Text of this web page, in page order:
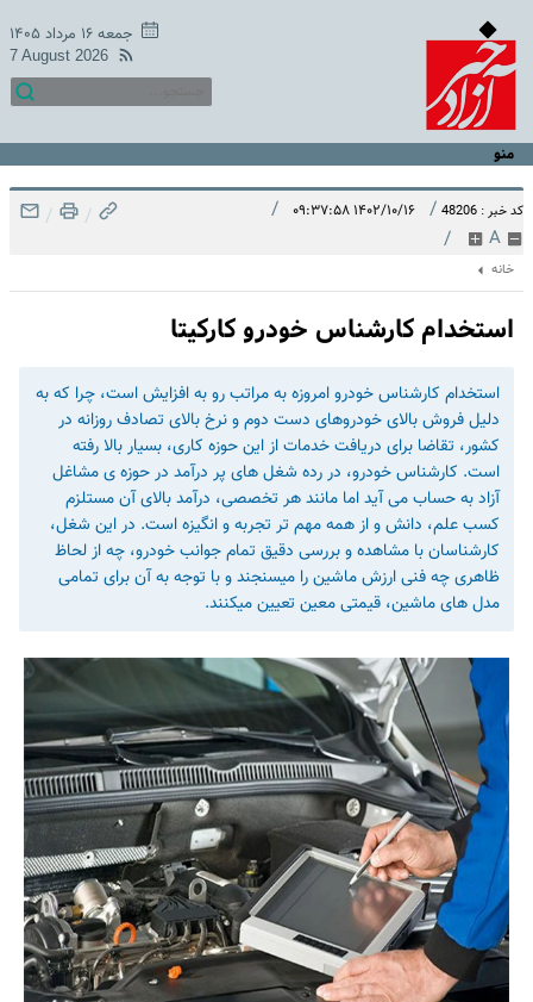
جمعه ۱۶ مرداد ۱۴۰۵
7 August 2026
منو
کد خبر : 48206 / ۱۴۰۲/۱۰/۱۶ ۰۹:۳۷:۵۸ /
A
/
/
/
خانه
استخدام کارشناس خودرو کارکیتا
استخدام کارشناس خودرو امروزه به مراتب رو به افزایش است، چرا که به
دلیل فروش بالای خودروهای دست دوم و نرخ بالای تصادف روزانه در
کشور، تقاضا برای دریافت خدمات از این حوزه کاری، بسیار بالا رفته
است. کارشناس خودرو، در رده شغل های پر درآمد در حوزه ی مشاغل
آزاد به حساب می آید اما مانند هر تخصصی، درآمد بالای آن مستلزم
کسب علم، دانش و از همه مهم تر تجربه و انگیزه است. در این شغل،
کارشناسان با مشاهده و بررسی دقیق تمام جوانب خودرو، چه از لحاظ
ظاهری چه فنی ارزش ماشین را میسنجند و با توجه به آن برای تمامی
مدل های ماشین، قیمتی معین تعیین میکنند.